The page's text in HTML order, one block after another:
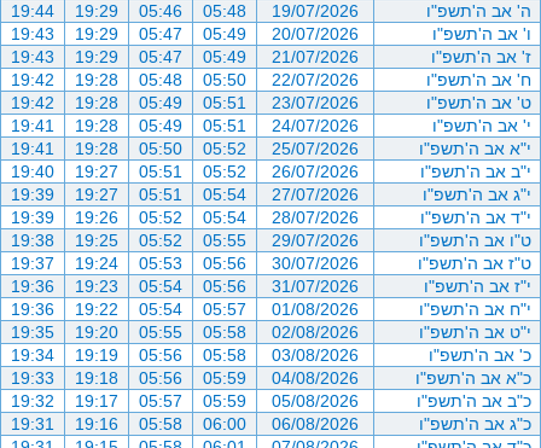
ה' אב ה'תשפ"ו
19/07/2026
05:48
05:46
19:29
19:44
ו' אב ה'תשפ"ו
20/07/2026
05:49
05:47
19:29
19:43
ז' אב ה'תשפ"ו
21/07/2026
05:49
05:47
19:29
19:43
ח' אב ה'תשפ"ו
22/07/2026
05:50
05:48
19:28
19:42
ט' אב ה'תשפ"ו
23/07/2026
05:51
05:49
19:28
19:42
י' אב ה'תשפ"ו
24/07/2026
05:51
05:49
19:28
19:41
י"א אב ה'תשפ"ו
25/07/2026
05:52
05:50
19:28
19:41
י"ב אב ה'תשפ"ו
26/07/2026
05:52
05:51
19:27
19:40
י"ג אב ה'תשפ"ו
27/07/2026
05:54
05:51
19:27
19:39
י"ד אב ה'תשפ"ו
28/07/2026
05:54
05:52
19:26
19:39
ט"ו אב ה'תשפ"ו
29/07/2026
05:55
05:52
19:25
19:38
ט"ז אב ה'תשפ"ו
30/07/2026
05:56
05:53
19:24
19:37
י"ז אב ה'תשפ"ו
31/07/2026
05:56
05:54
19:23
19:36
י"ח אב ה'תשפ"ו
01/08/2026
05:57
05:54
19:22
19:36
י"ט אב ה'תשפ"ו
02/08/2026
05:58
05:55
19:20
19:35
כ' אב ה'תשפ"ו
03/08/2026
05:58
05:56
19:19
19:34
כ"א אב ה'תשפ"ו
04/08/2026
05:59
05:56
19:18
19:33
כ"ב אב ה'תשפ"ו
05/08/2026
05:59
05:57
19:17
19:32
כ"ג אב ה'תשפ"ו
06/08/2026
06:00
05:58
19:16
19:31